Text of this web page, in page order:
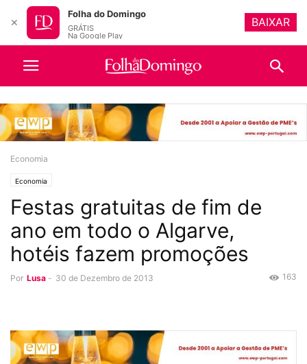
Economia
Economia
Festas gratuitas de fim de
ano em todo o Algarve,
hotéis fazem promoções
Por Lusa - 30 de Dezembro de 2013 163
✕
Folha do Domingo
GRÁTIS
Na Google Play
BAIXAR